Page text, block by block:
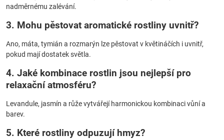
nadměrnému zalévání.
3. Mohu pěstovat aromatické rostliny uvnitř?
Ano, máta, tymián a rozmarýn lze pěstovat v květináčích i uvnitř,
pokud mají dostatek světla.
4. Jaké kombinace rostlin jsou nejlepší pro
relaxační atmosféru?
Levandule, jasmín a růže vytvářejí harmonickou kombinaci vůní a
barev.
5. Které rostliny odpuzují hmyz?